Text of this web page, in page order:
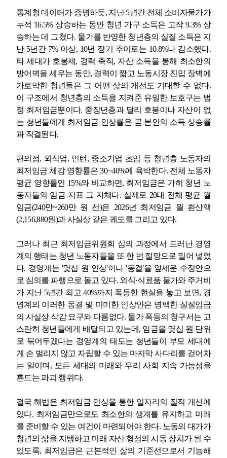
통계청 데이터가 증명하듯, 지난5년간 전체 소비자물가가
누적 16.5%상승하는 동안 청년 가구 소득은 고작 9.3% 상
승하는 데 그쳤다. 물가를 반영한 청년층의 실질 소득은 지
난 5년간 7% 이상, 10년 장기 추이로는 10.8%나 감소했다.
타 세대가 호봉제 , 경력 축적, 자산 소득을 통해 최소한의
방어벽을 세우는 동안, 경력이 짧고 노동시장 진입 장벽에
가로막힌 청년들은 그 어떤 삶의 개선도 기대할 수 없다.
이 구조에서 청년층의 소득을 지켜준 유일한 보호구는 법
정 최저임금뿐이다. 중장년층과 달리 호봉이나 자산이 없
는 청년들에게 최저임금 인상률은 곧 본인의 소득 상승률
과 직결된다.
편의점, 외식업, 인턴 , 중소기업 초임 등 청년층 노동자의
최저임금 체감 영향률은30~40%에 육박한다. 전체 노동자
평균 영향률인 15%와 비교하면, 최저임금은 가히 청년 노
동자들의 임금 지표 그 자체다. 실제로 20대 전체 평균 월
임금(240만~260만 원 선)은 2026년 최저임금 월 환산액
(2,156,880원)과 사실상 같은 궤도를 그리고 있다.
그러나 최근 최저임금위원회 심의 과정에서 드러난 경영
계의 행태는 청년 노동자들을 또 한 번 절망으로 밀어 넣었
다. 경영계는 '몇십 원 인상'이나'동결'을 앞세운 수정안으
로 심의를 파행으로 몰고 있다. 외식·식료품 물가와 주거비
가 지난 5년간 최고40%까지 폭등한 현실을 놓고 보면, 경
영계의 이러한 동결 및 미미한 인상안은 명백한 실질임금
의 사실상 삭감 요구와 다름없다. 물가 폭등의 청구서는 고
스란히 청년들에게 배달되고 있는데 , 임금을 몇십 원 단위
로 묶어두겠다는 경영계의 태도는 청년들이 부모 세대에
게 손 벌리지 않고 자립할 수 있는 마지막 사다리를 걷어차
는 일이며 , 모든 세대의 미래와 우리 사회 지속 가능성을
흔드는 파괴 행위다.
결국 해법은 최저임금 인상을 통한 일자리의 질적 개선에
있다. 최저임금만으로도 최소한의 생계를 유지하고 미래
를 준비할 수 있는 여건이 마련되어야 한다. 노동의 대가가
청년의 삶을 지탱하고 미래 자산 형성의 시동 장치가 될 수
있도록, 최저임금은 근본적인 삶의 기준선으로서 기능해